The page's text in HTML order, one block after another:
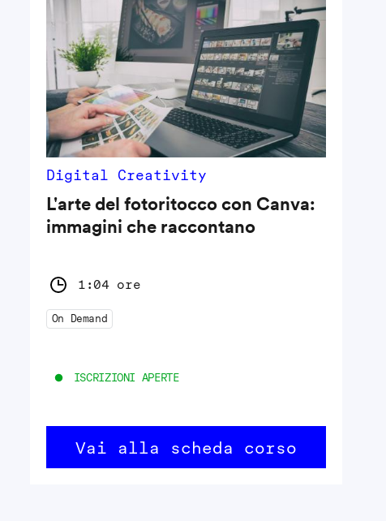
Digital Creativity
L'arte del fotoritocco con Canva:
immagini che raccontano
1:04 ore
On Demand
ISCRIZIONI APERTE
Vai alla scheda corso